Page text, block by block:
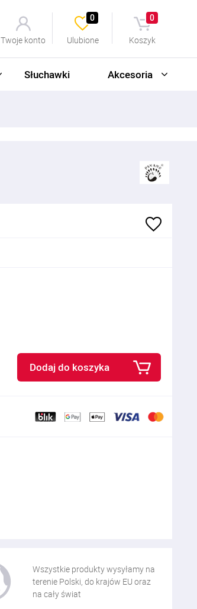
Twoje konto Ulubione
0
Koszyk
0
Słuchawki Akcesoria
Dodaj do koszyka
Wszystkie produkty wysyłamy na
terenie Polski, do krajów EU oraz
na cały świat